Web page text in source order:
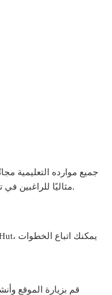
مثاليًا للراغبين في تعلم اللغة الإنجليزية بدون أي تكلفة.
قم بزيارة الموقع